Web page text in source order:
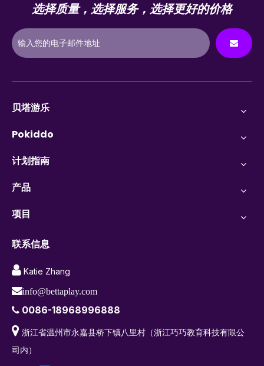
选择质量，选择服务，选择更好的价格
贝塔游乐
Pokiddo
计划指南
产品
项目
联系信息
 Katie Zhang
info@bettaplay.com
 0086-18968996888
 浙江省温州市永嘉县桥下镇八里村（浙江巧巧教育科技有限公
司内）